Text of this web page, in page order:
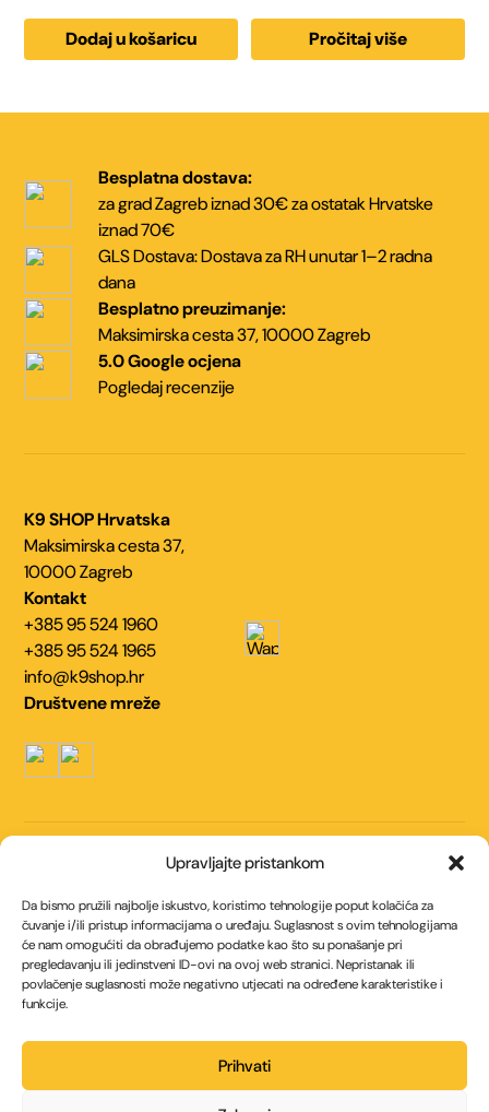
Upravljajte pristankom
Da bismo pružili najbolje iskustvo, koristimo tehnologije poput kolačića za
čuvanje i/ili pristup informacijama o uređaju. Suglasnost s ovim tehnologijama
će nam omogućiti da obrađujemo podatke kao što su ponašanje pri
pregledavanju ili jedinstveni ID-ovi na ovoj web stranici. Nepristanak ili
povlačenje suglasnosti može negativno utjecati na određene karakteristike i
funkcije.
Prihvati
Dodaj u košaricu Pročitaj više
Besplatna dostava:
za grad Zagreb iznad 30€za ostatak Hrvatske
iznad 70€
GLS Dostava:Dostava za RH unutar1–2 radna
dana
Besplatno preuzimanje:
Maksimirska cesta 37,10000 Zagreb
5.0 Google ocjena
Pogledaj recenzije
K9 SHOP Hrvatska
Maksimirska cesta 37,
10000 Zagreb
Kontakt
+385 95 524 1960
+385 95 524 1965
info@k9shop.hr
Uvjeti korištenja
Politika kolačića (EU)
Politika privatnosti
Načini plaćanja
Gotovinom prilikom preuzimanja
Društvene mreže